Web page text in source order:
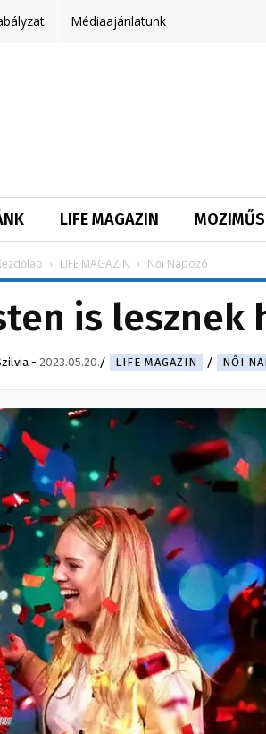
Médiaajánlatunk
LIFE MAGAZIN
LIFE MAGAZIN Női Napozó
is lesznek
- 2023.05.20. LIFE MAGAZIN NŐI